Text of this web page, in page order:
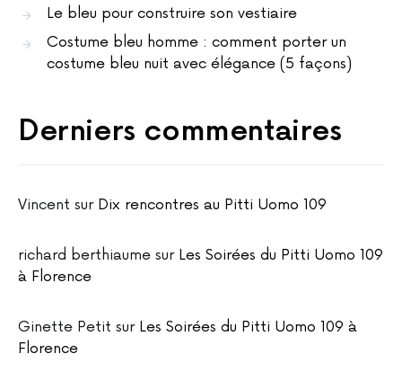
Le bleu pour construire son vestiaire
Costume bleu homme : comment porter un
costume bleu nuit avec élégance (5 façons)
Derniers commentaires
Vincent sur Dix rencontres au Pitti Uomo 109
richard berthiaume sur Les Soirées du Pitti Uomo 109
à Florence
Ginette Petit sur Les Soirées du Pitti Uomo 109 à
Florence